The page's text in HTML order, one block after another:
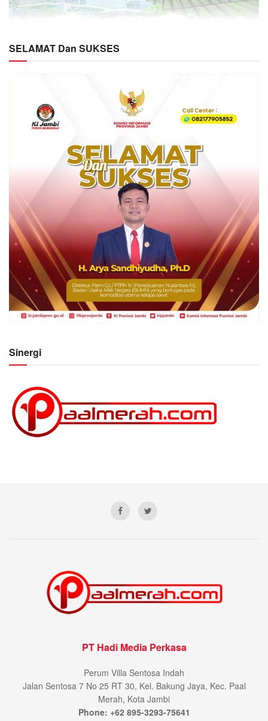
SELAMAT Dan SUKSES
Sinergi
PT Hadi Media Perkasa
Perum Villa Sentosa Indah
Jalan Sentosa 7 No 25 RT 30, Kel. Bakung Jaya, Kec. Paal
Merah, Kota Jambi
Phone: +62 895-3293-75641